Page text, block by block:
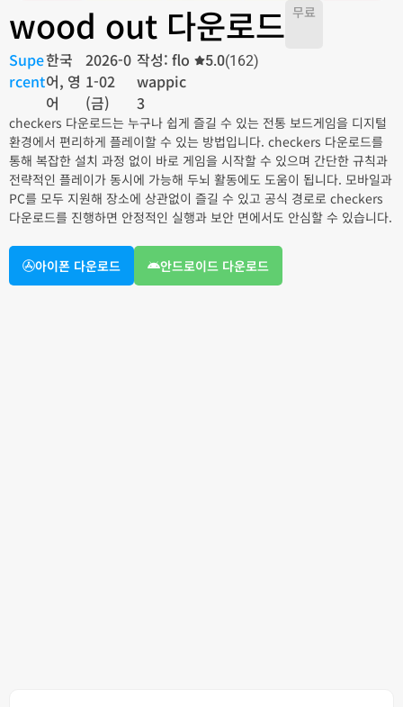
wood out 다운로드 무료
Supe
rcent
한국
어, 영
어
2026-0
1-02
(금)
작성: flo
wappic
3
5.0(162)
checkers 다운로드는 누구나 쉽게 즐길 수 있는 전통 보드게임을 디지털
환경에서 편리하게 플레이할 수 있는 방법입니다. checkers 다운로드를
통해 복잡한 설치 과정 없이 바로 게임을 시작할 수 있으며 간단한 규칙과
전략적인 플레이가 동시에 가능해 두뇌 활동에도 도움이 됩니다. 모바일과
PC를 모두 지원해 장소에 상관없이 즐길 수 있고 공식 경로로 checkers
다운로드를 진행하면 안정적인 실행과 보안 면에서도 안심할 수 있습니다.
아이폰 다운로드 안드로이드 다운로드